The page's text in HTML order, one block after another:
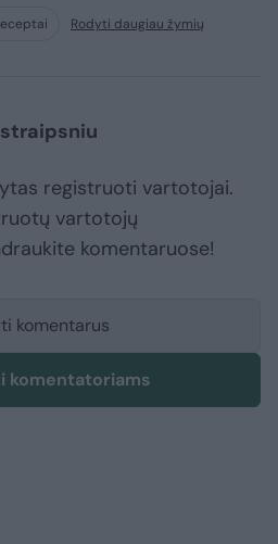
Rodyti daugiau žymių
registruoti vartotojai.
vartotojų
komentaruose!
komentarus
komentatoriams